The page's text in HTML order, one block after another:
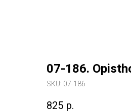
07-186.
SKU: 07-186
825 р.